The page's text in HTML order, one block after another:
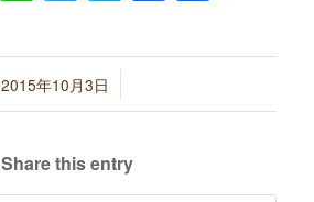
2015年10月3日
/
Share this entry